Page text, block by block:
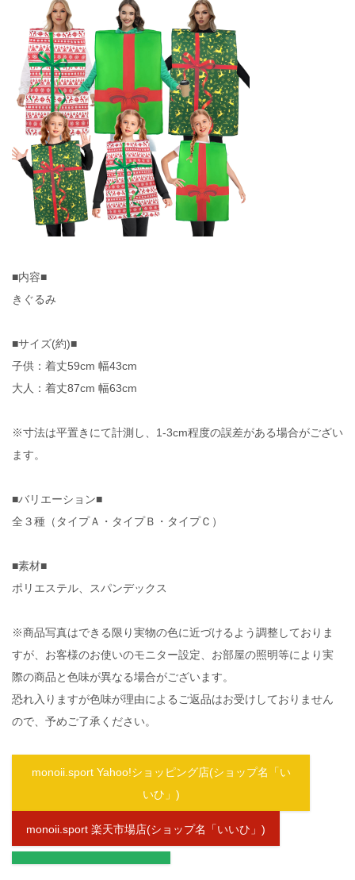
■内容■
きぐるみ
■サイズ(約)■
子供：着丈59cm 幅43cm
大人：着丈87cm 幅63cm
※寸法は平置きにて計測し、1-3cm程度の誤差がある場合がござい
ます。
■バリエーション■
全３種（タイプＡ・タイプＢ・タイプＣ）
■素材■
ポリエステル、スパンデックス
※商品写真はできる限り実物の色に近づけるよう調整しておりま
すが、お客様のお使いのモニター設定、お部屋の照明等により実
際の商品と色味が異なる場合がございます。
恐れ入りますが色味が理由によるご返品はお受けしておりません
ので、予めご了承ください。
monoii.sport Yahoo!ショッピング店(ショップ名「い
いひ」)
monoii.sport 楽天市場店(ショップ名「いいひ」)